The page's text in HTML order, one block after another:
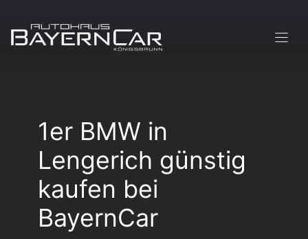
Inhalt
springen
1er BMW in
Lengerich günstig
kaufen bei
BayernCar